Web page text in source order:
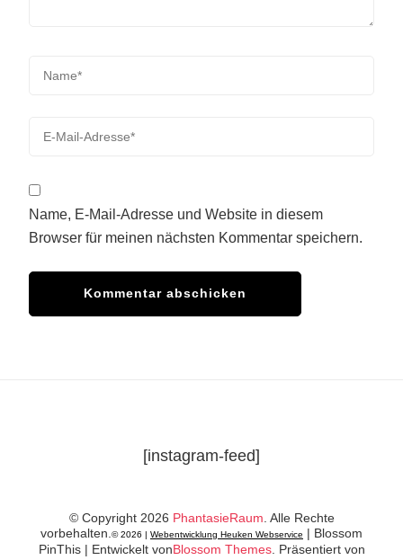
Name, E-Mail-Adresse und Website in diesem
Browser für meinen nächsten Kommentar speichern.
[instagram-feed]
© Copyright 2026 PhantasieRaum . Alle Rechte
vorbehalten. © 2026 | Webentwicklung Heuken Webservice | Blossom
PinThis | Entwickelt vonBlossom Themes. Präsentiert von